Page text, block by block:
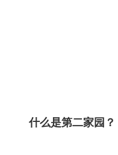
什么是第二家园？